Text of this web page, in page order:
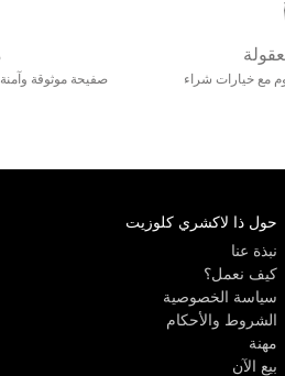
مع خيارات شراء
حول ذا لاكشري كلوزيت
نبذة عنا
كيف نعمل؟
سياسة الخصوصية
الشروط والأحكام
مهنة
بيع الآن